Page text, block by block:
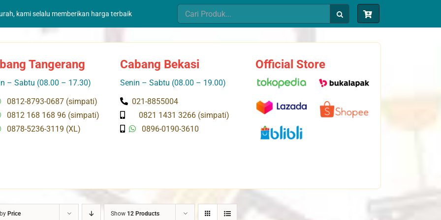
kami selalu memberikan harga terbaik
Search
for:
Tangerang
– Sabtu (08.00 – 17.30)
0812-8793-0687 (simpati)
0812 168 168 96 (simpati)
0878-5236-3119 (XL)
Cabang Bekasi
Senin – Sabtu (08.00 – 19.00)
021-8855004
0821 1431 3266 (simpati)
0896-0190-3610
Official Store
Price Show 12 Products